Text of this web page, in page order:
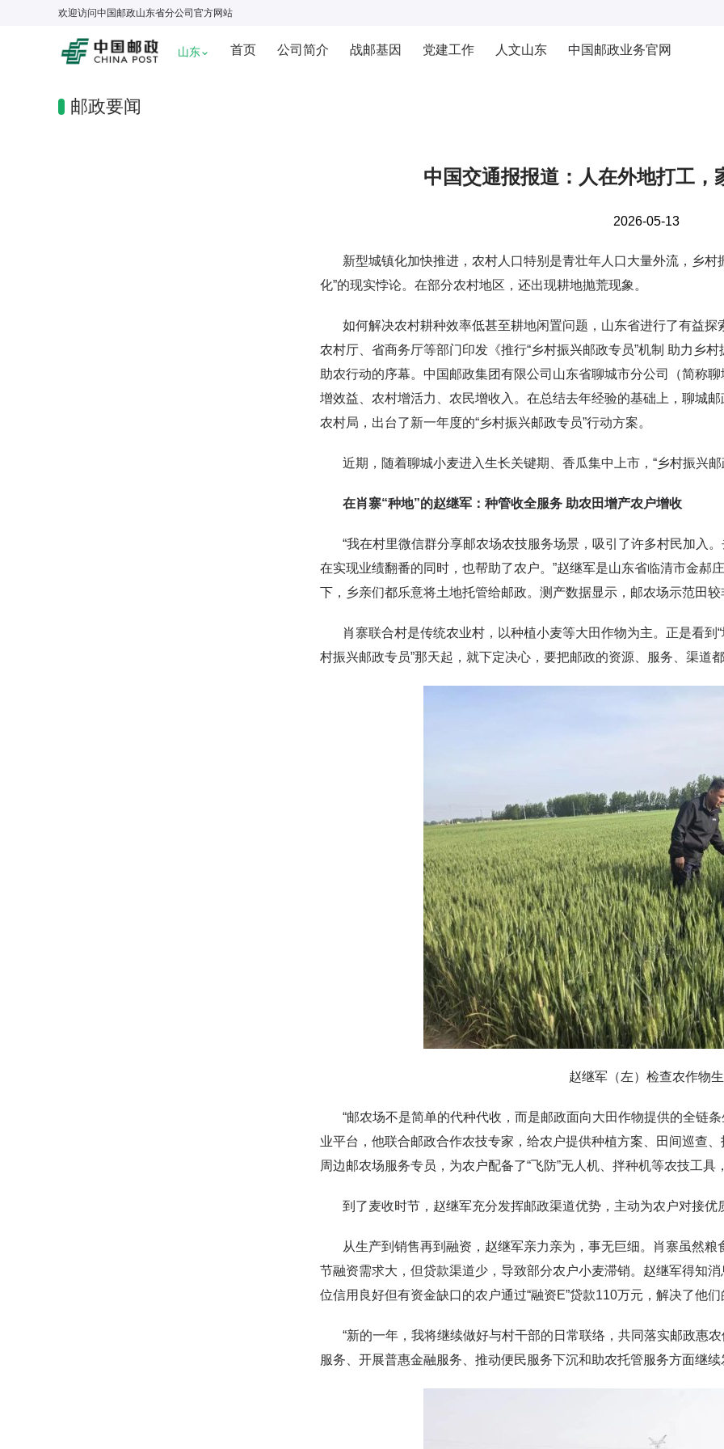
欢迎访问中国邮政山东省分公司 官方网站
山东 首页 公司简介 战邮基因 党建工作 人文山东 中国邮政业务官网
邮政要闻
中国交通报报道：人在外地打工，
2026-05-13
新型城镇化加快推进，农村人口特别是青壮年人口大量外流，乡村
化”的现实悖论。在部分农村地区，还出现耕地抛荒现象。
如何解决农村耕种效率低甚至耕地闲置问题，山东省进行了有益
农村厅、省商务厅等部门印发《推行“乡村振兴邮政专员”机制 助力乡
助农行动的序幕。中国邮政集团有限公司山东省聊城市分公司（简称
增效益、农村增活力、农民增收入。在总结去年经验的基础上，聊城
农村局，出台了新一年度的“乡村振兴邮政专员”行动方案。
近期，随着聊城小麦进入生长关键期、香瓜集中上市，“乡村振兴邮
在肖寨“种地”的赵继军：种管收全服务 助农田增产农户增收
“我在村里微信群分享邮农场农技服务场景，吸引了许多村民加入
在实现业绩翻番的同时，也帮助了农户。”赵继军是山东省临清市金郝
下，乡亲们都乐意将土地托管给邮政。测产数据显示，邮农场示范田
肖寨联合村是传统农业村，以种植小麦等大田作物为主。正是看到“
村振兴邮政专员”那天起，就下定决心，要把邮政的资源、服务、渠道
赵继军（左）检查农作物
“邮农场不是简单的代种代收，而是邮政面向大田作物提供的全链条
业平台，他联合邮政合作农技专家，给农户提供种植方案、田间巡查
周边邮农场服务专员，为农户配备了“飞防”无人机、拌种机等农技工具
到了麦收时节，赵继军充分发挥邮政渠道优势，主动为农户对接优
从生产到销售再到融资，赵继军亲力亲为，事无巨细。肖寨虽然粮
节融资需求大，但贷款渠道少，导致部分农户小麦滞销。赵继军得知
位信用良好但有资金缺口的农户通过“融资E”贷款110万元，解决了他
“新的一年，我将继续做好与村干部的日常联络，共同落实邮政惠
服务、开展普惠金融服务、推动便民服务下沉和助农托管服务方面继